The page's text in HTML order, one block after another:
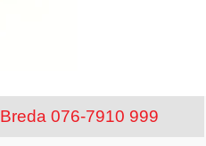
Breda 076-7910 999